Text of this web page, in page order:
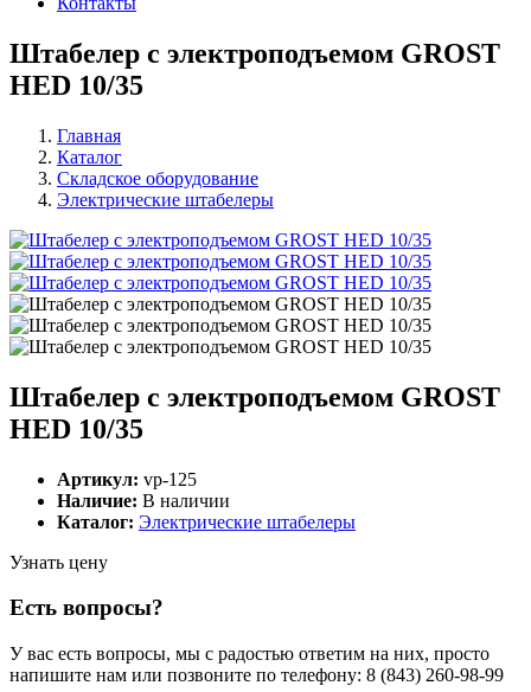
Штабелер с электроподъемом GROST
HED 10/35
Строка
навигации
Главная
Каталог
Складское оборудование
Электрические штабелеры
Штабелер с электроподъемом GROST
HED 10/35
Артикул: vp-125
Наличие: В наличии
Каталог: Электрические штабелеры
Узнать цену
Есть вопросы?
У вас есть вопросы, мы с радостью ответим на них, просто
напишите нам или позвоните по телефону: 8 (843) 260-98-99